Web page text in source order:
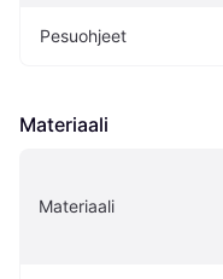
Pesuohjeet
Materiaali
Materiaali